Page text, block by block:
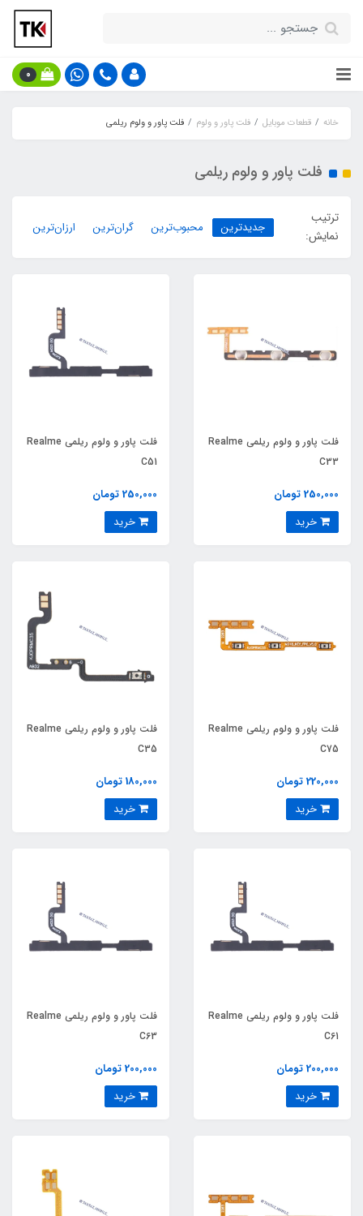
0
خانه قطعات موبایل فلت پاور و ولوم فلت پاور و ولوم ریلمی
فلت پاور و ولوم ریلمی
ترتیب
نمایش:
جدیدترین محبوب‌ترین گران‌ترین ارزان‌ترین
فلت پاور و ولوم ریلمی Realme
C33
250,000 تومان
فلت پاور و ولوم ریلمی Realme
C51
250,000 تومان
فلت پاور و ولوم ریلمی Realme
C75
220,000 تومان
فلت پاور و ولوم ریلمی Realme
C35
180,000 تومان
فلت پاور و ولوم ریلمی Realme
C61
200,000 تومان
فلت پاور و ولوم ریلمی Realme
C63
200,000 تومان